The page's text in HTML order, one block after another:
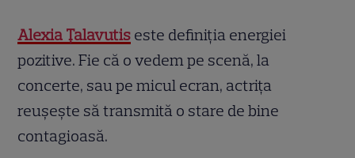
Alexia Țalavutis este definiția energiei
pozitive. Fie că o vedem pe scenă, la
concerte, sau pe micul ecran, actrița
reușește să transmită o stare de bine
contagioasă.